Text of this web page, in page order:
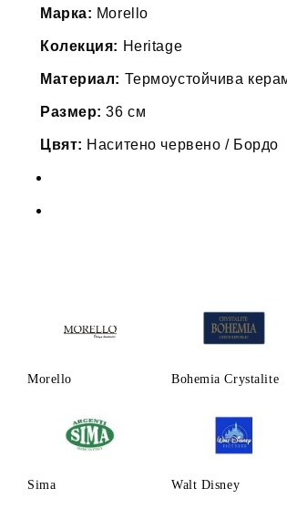
Марка: Morello
Колекция: Heritage
Материал: Термоустойчива
Размер: 36 см
Цвят: Наситено червено / Бордо
Morello Bohemia Crystalite
Sima Walt Disney